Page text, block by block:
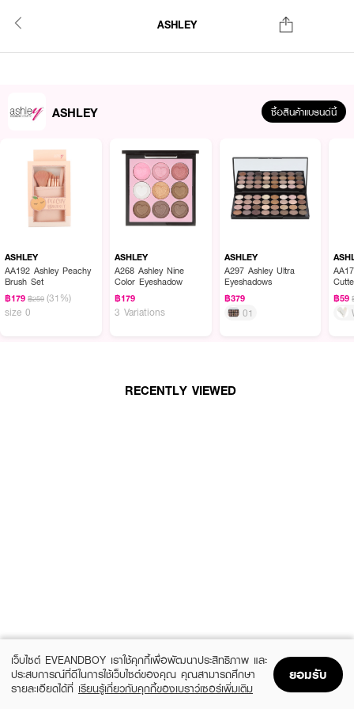
ASHLEY
ASHLEY ซื้อสินค้าแบรนด์นี้
ASHLEY
AA192 Ashley Peachy
Brush Set
฿179 ฿259 (31%)
size 0
ASHLEY
A268 Ashley Nine
Color Eyeshadow
฿179
3 Variations
ASHLEY
A297 Ashley Ultra
Eyeshadows
฿379
01
฿59
RECENTLY VIEWED
เว็บไซต์ EVEANDBOY เราใช้คุกกี้เพื่อพัฒนาประสิทธิภาพ และ
ประสบการณ์ที่ดีในการใช้เว็บไซต์ของคุณ คุณสามารถศึกษา
รายละเอียดได้ที่ เรียนรู้เกี่ยวกับคุกกี้ของเบราว์เซอร์เพิ่มเติม
ยอมรับ